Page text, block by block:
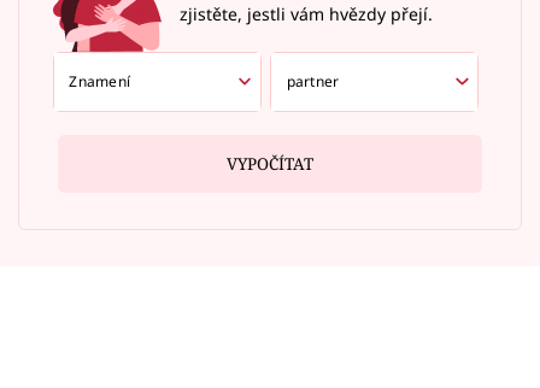
zjistěte, jestli vám hvězdy přejí.
VYPOČÍTAT